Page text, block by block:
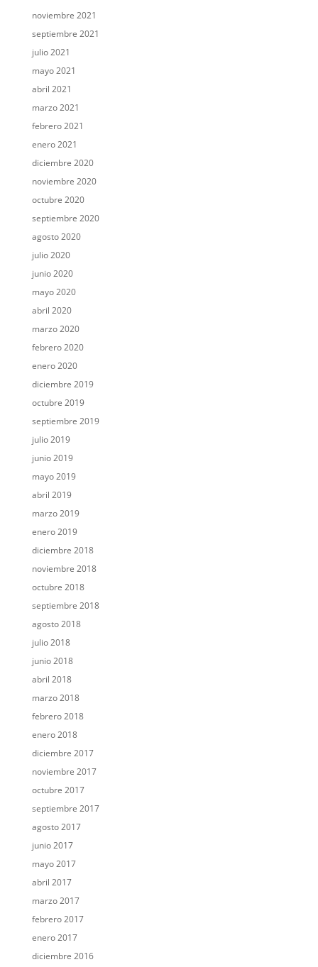
noviembre 2021
septiembre 2021
julio 2021
mayo 2021
abril 2021
marzo 2021
febrero 2021
enero 2021
diciembre 2020
noviembre 2020
octubre 2020
septiembre 2020
agosto 2020
julio 2020
junio 2020
mayo 2020
abril 2020
marzo 2020
febrero 2020
enero 2020
diciembre 2019
octubre 2019
septiembre 2019
julio 2019
junio 2019
mayo 2019
abril 2019
marzo 2019
enero 2019
diciembre 2018
noviembre 2018
octubre 2018
septiembre 2018
agosto 2018
julio 2018
junio 2018
abril 2018
marzo 2018
febrero 2018
enero 2018
diciembre 2017
noviembre 2017
octubre 2017
septiembre 2017
agosto 2017
junio 2017
mayo 2017
abril 2017
marzo 2017
febrero 2017
enero 2017
diciembre 2016